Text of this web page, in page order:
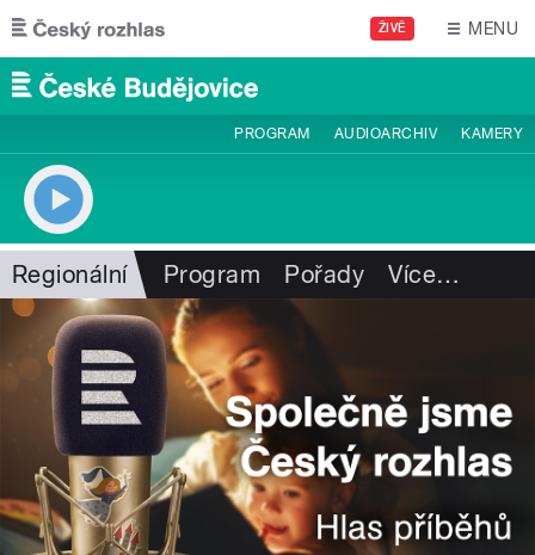
Přejít k hlavnímu obsahu
ŽIVĚ MENU
PROGRAM AUDIOARCHIV KAMERY
Regionální Program Pořady Více…